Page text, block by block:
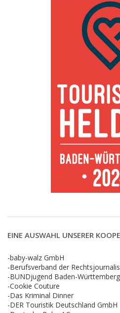
EINE AUSWAHL UNSERER
-baby-walz GmbH
-Berufsverband der
-BUNDjugend Baden-Württemberg
-Cookie Couture
-Das Kriminal Dinner
-DER Touristik Deutschland GmbH